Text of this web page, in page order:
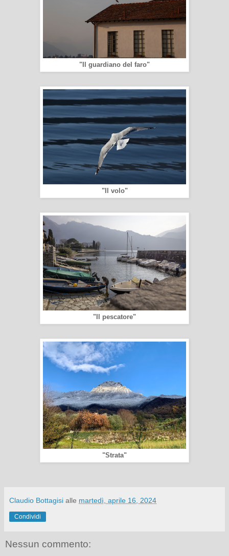
"Il guardiano del faro"
"Il volo"
"Il pescatore"
"Strata"
Claudio Bottagisi alle martedì, aprile 16, 2024
Condividi
Nessun commento: